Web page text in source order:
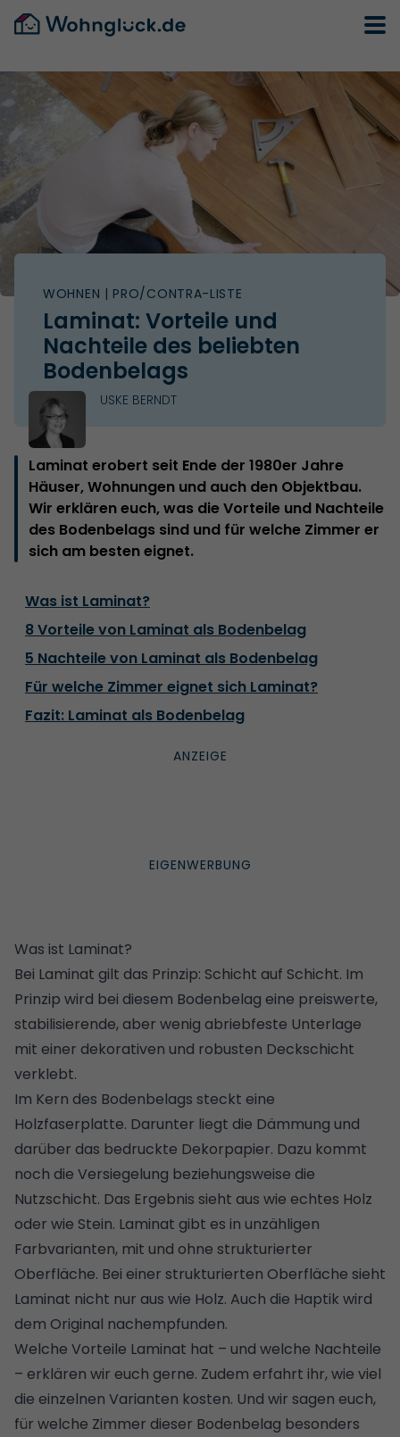
WOHNEN | PRO/CONTRA-LISTE
Laminat: Vorteile und
Nachteile des beliebten
Bodenbelags
USKE BERNDT
Laminat erobert seit Ende der 1980er Jahre
Häuser, Wohnungen und auch den Objektbau.
Wir erklären euch, was die Vorteile und Nachteile
des Bodenbelags sind und für welche Zimmer er
sich am besten eignet.
Was ist Laminat?
8 Vorteile von Laminat als Bodenbelag
5 Nachteile von Laminat als Bodenbelag
Für welche Zimmer eignet sich Laminat?
Fazit: Laminat als Bodenbelag
Was ist Laminat?
Bei Laminat gilt das Prinzip: Schicht auf Schicht. Im
Prinzip wird bei diesem Bodenbelag eine preiswerte,
stabilisierende, aber wenig abriebfeste Unterlage
mit einer dekorativen und robusten Deckschicht
verklebt.
Im Kern des Bodenbelags steckt eine
Holzfaserplatte. Darunter liegt die Dämmung und
darüber das bedruckte Dekorpapier. Dazu kommt
noch die Versiegelung beziehungsweise die
Nutzschicht. Das Ergebnis sieht aus wie echtes Holz
oder wie Stein. Laminat gibt es in unzähligen
Farbvarianten, mit und ohne strukturierter
Oberfläche. Bei einer strukturierten Oberfläche sieht
Laminat nicht nur aus wie Holz. Auch die Haptik wird
dem Original nachempfunden.
Welche Vorteile Laminat hat – und welche Nachteile
– erklären wir euch gerne. Zudem erfahrt ihr, wie viel
die einzelnen Varianten kosten. Und wir sagen euch,
für welche Zimmer dieser Bodenbelag besonders